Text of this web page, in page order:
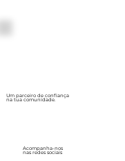
Um parceiro de confiança
na tua comunidade.
Acompanha-nos
nas redes sociais